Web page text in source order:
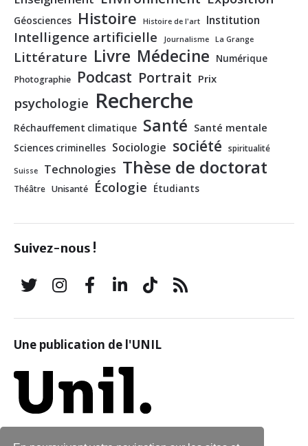
Géosciences Histoire Histoire de l'art Institution
Intelligence artificielle Journalisme La Grange
Littérature Livre Médecine Numérique
Photographie Podcast Portrait Prix
psychologie Recherche
Réchauffement climatique Santé Santé mentale
Sciences criminelles Sociologie société spiritualité
Suisse Technologies Thèse de doctorat
Théâtre Unisanté Écologie Étudiants
Suivez-nous !
Une publication de l'UNIL